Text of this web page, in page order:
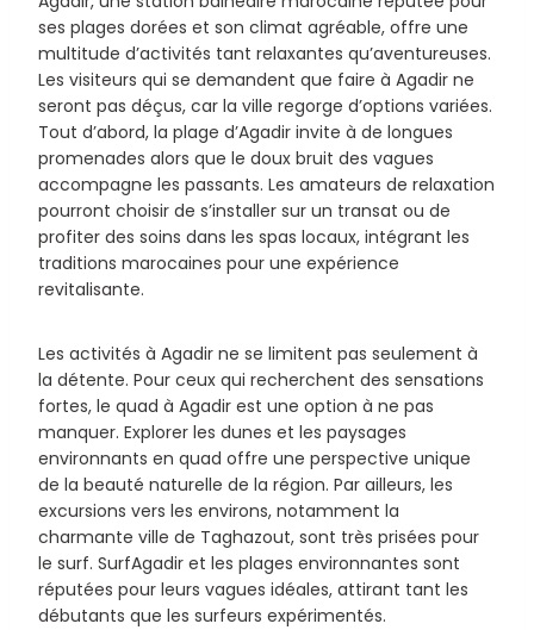
ses plages dorées et son climat agréable, offre une
multitude d’activités tant relaxantes qu’aventureuses.
Les visiteurs qui se demandent que faire à Agadir ne
seront pas déçus, car la ville regorge d’options variées.
Tout d’abord, la plage d’Agadir invite à de longues
promenades alors que le doux bruit des vagues
accompagne les passants. Les amateurs de relaxation
pourront choisir de s’installer sur un transat ou de
profiter des soins dans les spas locaux, intégrant les
traditions marocaines pour une expérience
revitalisante.
Les activités à Agadir ne se limitent pas seulement à
la détente. Pour ceux qui recherchent des sensations
fortes, le quad à Agadir est une option à ne pas
manquer. Explorer les dunes et les paysages
environnants en quad offre une perspective unique
de la beauté naturelle de la région. Par ailleurs, les
excursions vers les environs, notamment la
charmante ville de Taghazout, sont très prisées pour
le surf. SurfAgadir et les plages environnantes sont
réputées pour leurs vagues idéales, attirant tant les
débutants que les surfeurs expérimentés.